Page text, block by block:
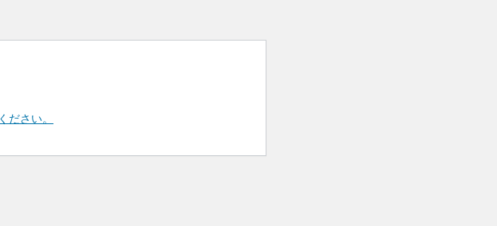
さい。